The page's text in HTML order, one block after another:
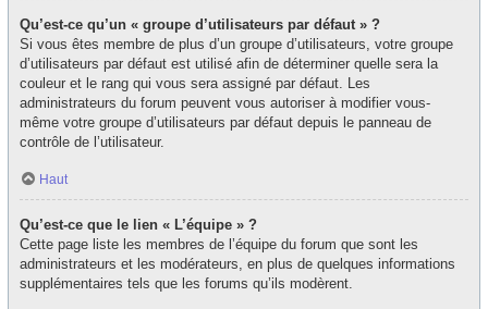
Qu’est-ce qu’un « groupe d’utilisateurs par défaut » ?
Si vous êtes membre de plus d’un groupe d’utilisateurs, votre groupe
d’utilisateurs par défaut est utilisé afin de déterminer quelle sera la
couleur et le rang qui vous sera assigné par défaut. Les
administrateurs du forum peuvent vous autoriser à modifier vous-
même votre groupe d’utilisateurs par défaut depuis le panneau de
contrôle de l’utilisateur.
Haut
Qu’est-ce que le lien « L’équipe » ?
Cette page liste les membres de l’équipe du forum que sont les
administrateurs et les modérateurs, en plus de quelques informations
supplémentaires tels que les forums qu’ils modèrent.